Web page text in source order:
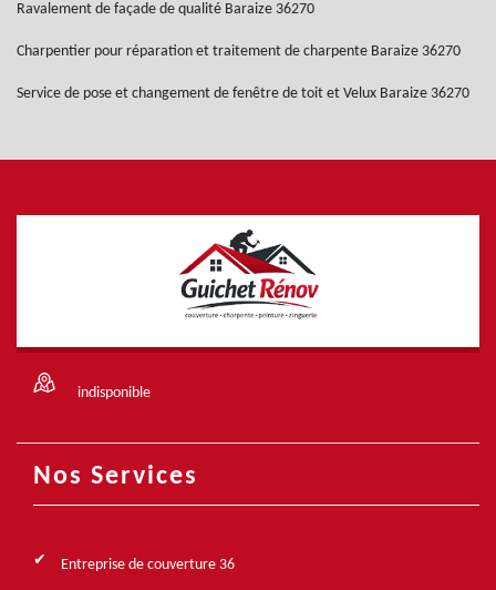
Ravalement de façade de qualité Baraize 36270
Charpentier pour réparation et traitement de charpente Baraize 36270
Service de pose et changement de fenêtre de toit et Velux Baraize 36270
indisponible
Nos Services
Entreprise de couverture 36